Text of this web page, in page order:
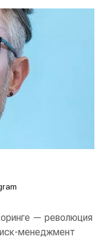
— революция
менеджмент